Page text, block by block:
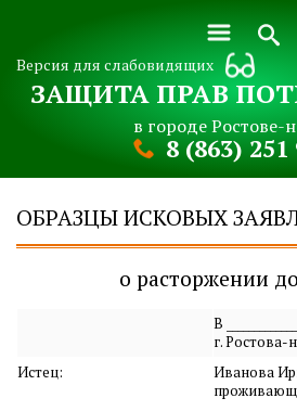
Версия для слабовидящих
ЗАЩИТА ПРАВ
в городе Ростове-
8 (863) 251
ОБРАЗЦЫ ИСКОВЫХ
о расторжении
В
г. Ростова-
Истец:
Иванова